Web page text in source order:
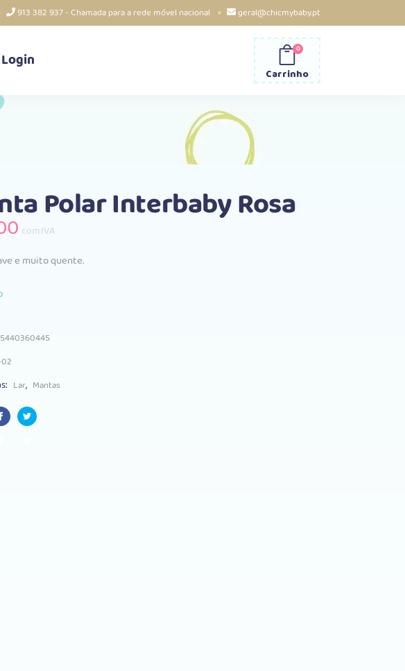
913 382 937 - Chamada para a rede móvel nacional geral@chicmybaby.pt
Login
Carrinho
0
Polar Interbaby Rosa
com IVA
e muito quente.
Lar, Mantas